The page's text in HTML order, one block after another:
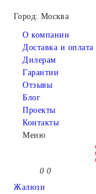
Город: Москва
О компании
Доставка и оплата
Дилерам
Гарантии
Отзывы
Блог
Проекты
Контакты
Меню
0 0
Жалюзи